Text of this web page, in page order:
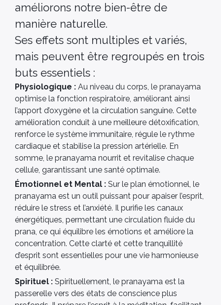
améliorons notre bien-être de
manière naturelle.
Ses effets sont multiples et variés,
mais peuvent être regroupés en trois
buts essentiels :
Physiologique : Au niveau du corps, le pranayama
optimise la fonction respiratoire, améliorant ainsi
l’apport d’oxygène et la circulation sanguine. Cette
amélioration conduit à une meilleure détoxification,
renforce le système immunitaire, régule le rythme
cardiaque et stabilise la pression artérielle. En
somme, le pranayama nourrit et revitalise chaque
cellule, garantissant une santé optimale.
Émotionnel et Mental : Sur le plan émotionnel, le
pranayama est un outil puissant pour apaiser l’esprit,
réduire le stress et l’anxiété. Il purifie les canaux
énergétiques, permettant une circulation fluide du
prana, ce qui équilibre les émotions et améliore la
concentration. Cette clarté et cette tranquillité
d’esprit sont essentielles pour une vie harmonieuse
et équilibrée.
Spirituel : Spirituellement, le pranayama est la
passerelle vers des états de conscience plus